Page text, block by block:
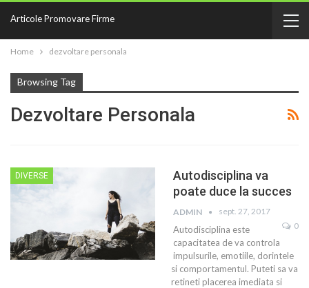
Articole Promovare Firme
Home dezvoltare personala
Browsing Tag
Dezvoltare Personala
DIVERSE
Autodisciplina va
poate duce la succes
ADMIN
sept. 27, 2017
0
Autodisciplina este
capacitatea de va controla
impulsurile, emotiile, dorintele
si comportamentul. Puteti sa va
retineti placerea imediata si